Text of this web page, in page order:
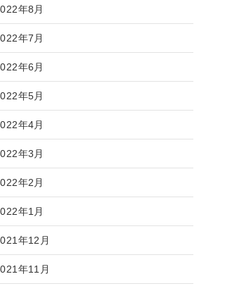
年8月
年7月
年6月
年5月
年4月
年3月
年2月
年1月
年12月
年11月